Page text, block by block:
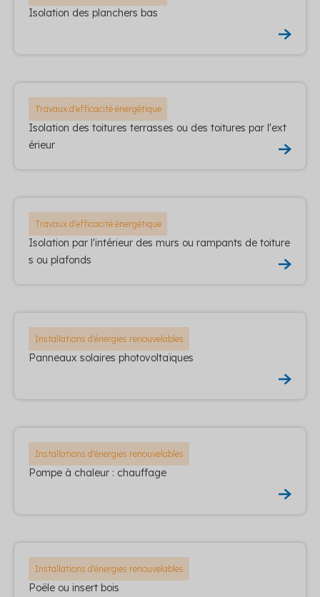
Isolation des planchers bas
Travaux d'efficacité énergétique
Isolation des toitures terrasses ou des toitures par l'ext
érieur
Travaux d'efficacité énergétique
Isolation par l'intérieur des murs ou rampants de toiture
s ou plafonds
Installations d'énergies renouvelables
Panneaux solaires photovoltaïques
Installations d'énergies renouvelables
Pompe à chaleur : chauffage
Installations d'énergies renouvelables
Poêle ou insert bois